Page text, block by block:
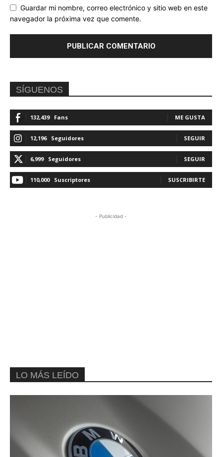
Guardar mi nombre, correo electrónico y sitio web en este
navegador la próxima vez que comente.
SÍGUENOS
132,439 Fans ME GUSTA
12,196 Seguidores SEGUIR
6,999 Seguidores SEGUIR
110,000 Suscriptores SUSCRIBIRTE
- Publicidad -
LO MÁS LEÍDO